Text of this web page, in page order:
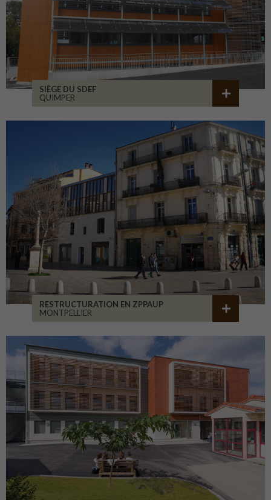
SIÈGE DU SDEF
QUIMPER
RESTRUCTURATION EN ZPPAUP
MONTPELLIER